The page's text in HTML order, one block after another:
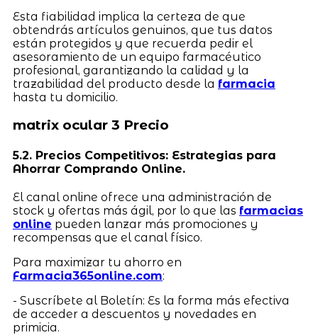
Esta fiabilidad implica la certeza de que
obtendrás artículos genuinos, que tus datos
están protegidos y que recuerda pedir el
asesoramiento de un equipo farmacéutico
profesional, garantizando la calidad y la
trazabilidad del producto desde la farmacia
hasta tu domicilio.
matrix ocular 3 Precio
5.2. Precios Competitivos: Estrategias para
Ahorrar Comprando Online.
El canal online ofrece una administración de
stock y ofertas más ágil, por lo que las farmacias
online pueden lanzar más promociones y
recompensas que el canal físico.
Para maximizar tu ahorro en
Farmacia365online.com:
- Suscríbete al Boletín: Es la forma más efectiva
de acceder a descuentos y novedades en
primicia.